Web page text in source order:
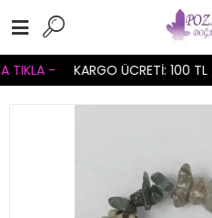
TIKLA - KARGO ÜCRETİ: 100 TL